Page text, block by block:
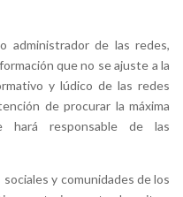
administrador de las redes,
que no se ajuste a la
y lúdico de las redes
de procurar la máxima
responsable de las
y comunidades de los